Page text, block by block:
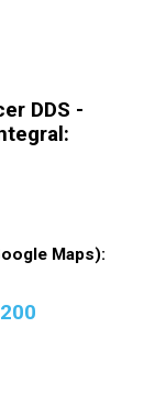
DDS -
Maps):